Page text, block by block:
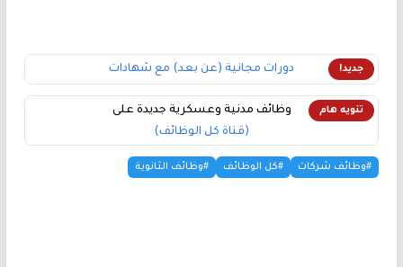
جديد! دورات مجانية (عن بعد) مع شهادات
تنويه هام
وظائف مدنية وعسكرية جديدة على
(قناة كل الوظائف)
#وظائف شركات #كل الوظائف #وظائف الثانوية